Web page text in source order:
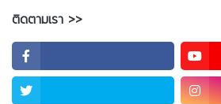
ติดตามเรา >>